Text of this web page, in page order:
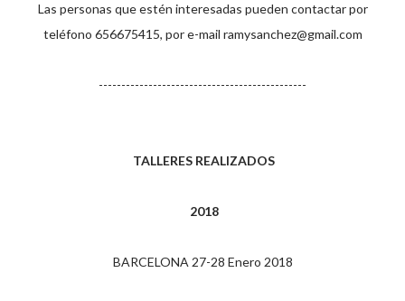
Las personas que estén interesadas pueden contactar por
teléfono 656675415, por e-mail ramysanchez@gmail.com
----------------------------------------------
TALLERES REALIZADOS
2018
BARCELONA 27-28 Enero 2018